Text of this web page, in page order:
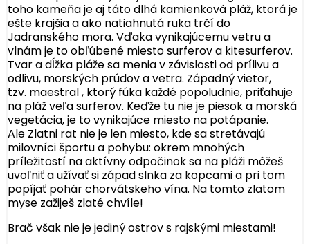
toho kameňa je aj táto dlhá kamienková pláž, ktorá je
ešte krajšia a ako natiahnutá ruka trčí do
Jadranského mora. Vďaka vynikajúcemu vetru a
vlnám je to obľúbené miesto surferov a kitesurferov.
Tvar a dĺžka pláže sa menia v závislosti od prílivu a
odlivu, morských prúdov a vetra. Západný vietor,
tzv. maestral , ktorý fúka každé popoludnie, priťahuje
na pláž veľa surferov. Keďže tu nie je piesok a morská
vegetácia, je to vynikajúce miesto na potápanie.
Ale Zlatni rat nie je len miesto, kde sa stretávajú
milovníci športu a pohybu: okrem mnohých
príležitostí na aktívny odpočinok sa na pláži môžeš
uvoľniť a užívať si západ slnka za kopcami a pri tom
popíjať pohár chorvátskeho vína. Na tomto zlatom
myse zažiješ zlaté chvíle!
Brač však nie je jediný ostrov s rajskými miestami!